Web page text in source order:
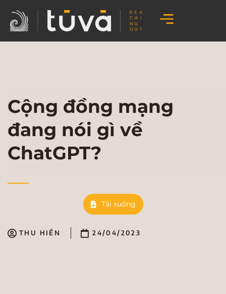
Cộng đồng mạng
đang nói gì về
ChatGPT?
Tải xuống
THU HIỀN 24/04/2023